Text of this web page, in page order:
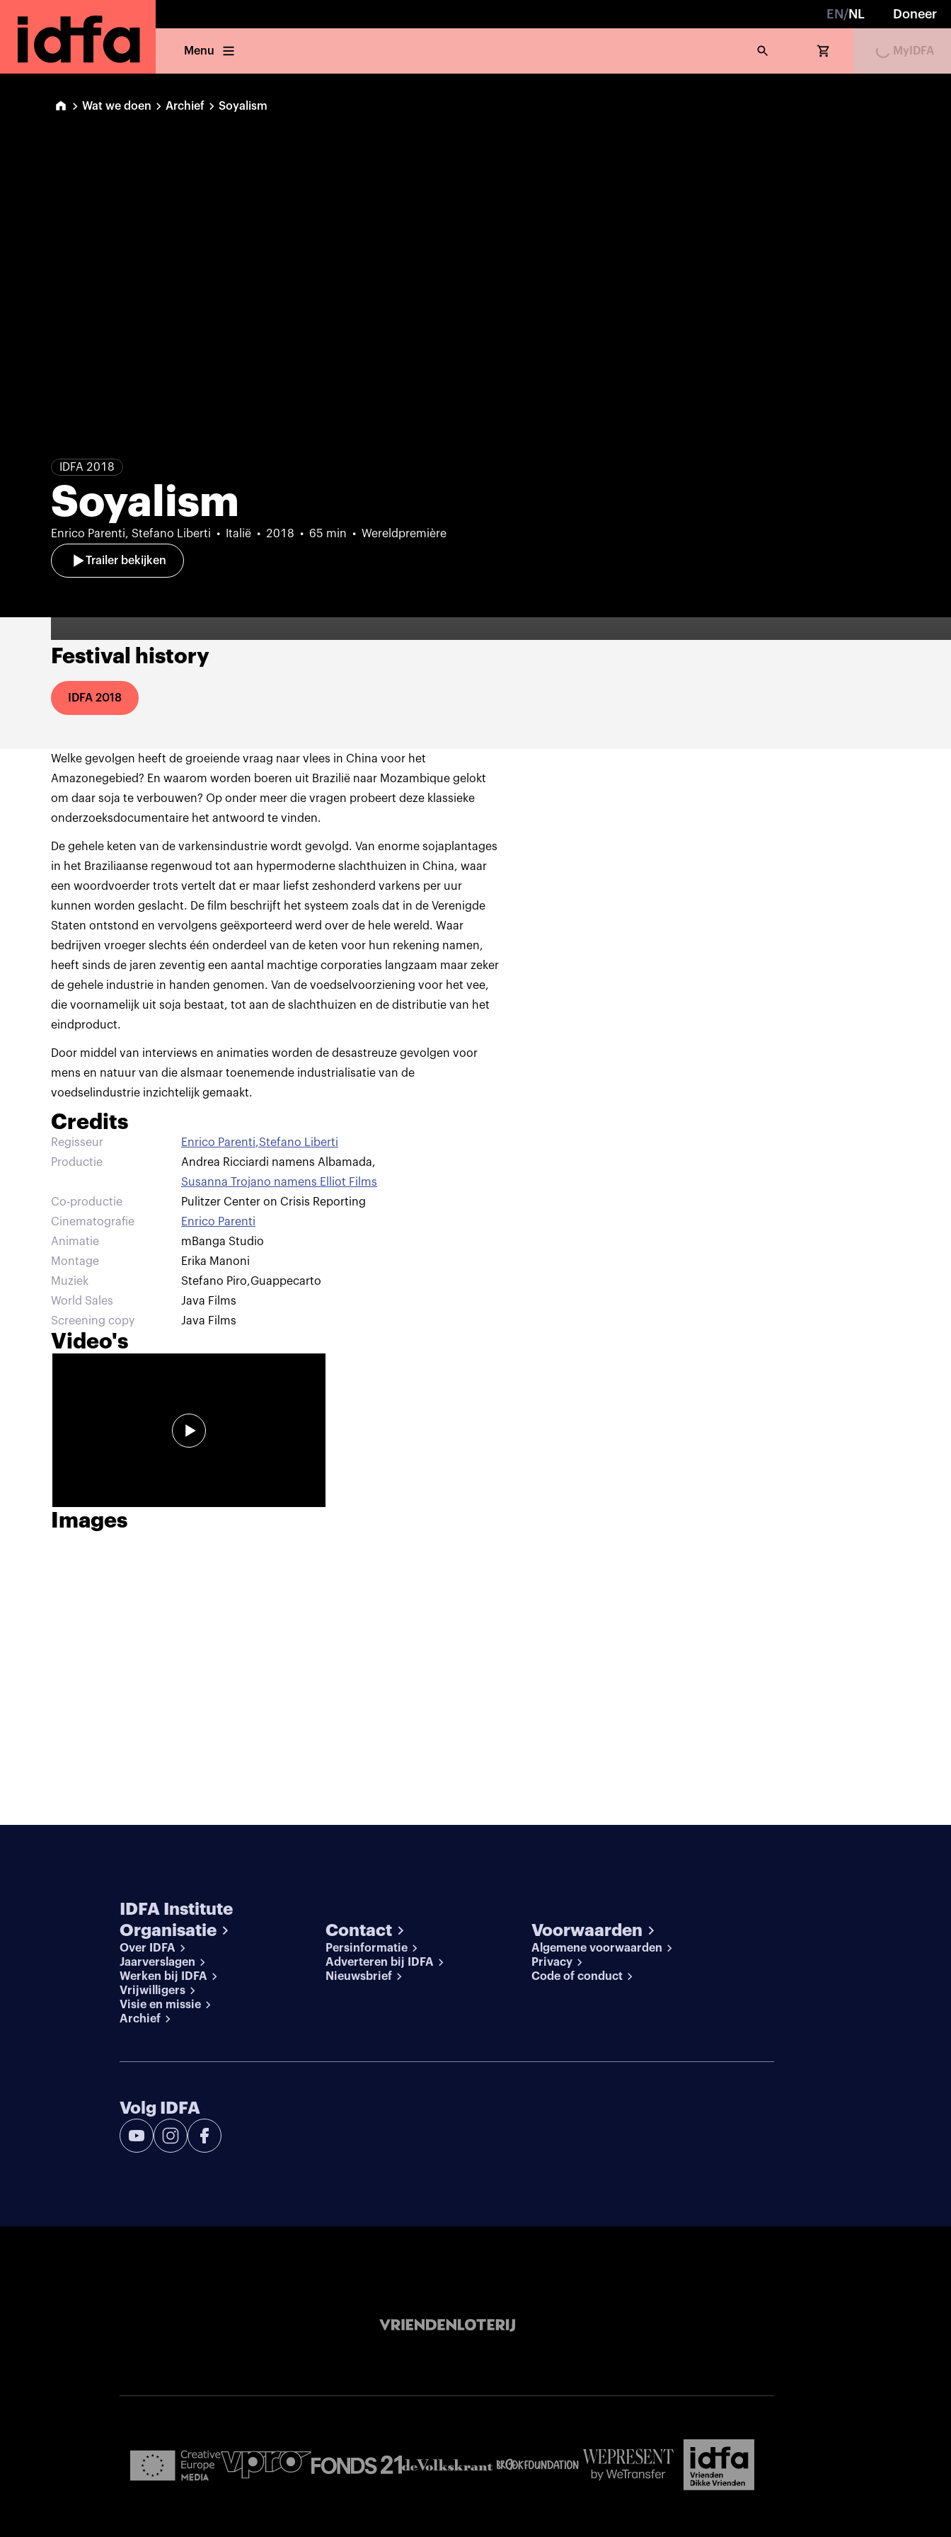
EN /NL Doneer
Menu Loading...
MyIDFA
Wat we doen Archief Soyalism
IDFA 2018
Soyalism
Enrico Parenti, Stefano Liberti Italië 2018 65 min Wereldpremière
Trailer bekijken
Festival history
IDFA 2018
Welke gevolgen heeft de groeiende vraag naar vlees in China voor het
Amazonegebied? En waarom worden boeren uit Brazilië naar Mozambique gelokt
om daar soja te verbouwen? Op onder meer die vragen probeert deze klassieke
onderzoeksdocumentaire het antwoord te vinden.
De gehele keten van de varkensindustrie wordt gevolgd. Van enorme sojaplantages
in het Braziliaanse regenwoud tot aan hypermoderne slachthuizen in China, waar
een woordvoerder trots vertelt dat er maar liefst zeshonderd varkens per uur
kunnen worden geslacht. De film beschrijft het systeem zoals dat in de Verenigde
Staten ontstond en vervolgens geëxporteerd werd over de hele wereld. Waar
bedrijven vroeger slechts één onderdeel van de keten voor hun rekening namen,
heeft sinds de jaren zeventig een aantal machtige corporaties langzaam maar zeker
de gehele industrie in handen genomen. Van de voedselvoorziening voor het vee,
die voornamelijk uit soja bestaat, tot aan de slachthuizen en de distributie van het
eindproduct.
Door middel van interviews en animaties worden de desastreuze gevolgen voor
mens en natuur van die alsmaar toenemende industrialisatie van de
voedselindustrie inzichtelijk gemaakt.
Credits
Regisseur Enrico Parenti,Stefano Liberti
Productie
Andrea Ricciardi namens Albamada,
Susanna Trojano namens Elliot Films
Co-productie
Pulitzer Center on Crisis Reporting
Cinematografie
Enrico Parenti
Animatie
mBanga Studio
Montage
Erika Manoni
Muziek
Stefano Piro,Guappecarto
World Sales
Java Films
Screening copy
Java Films
Video's
Images
IDFA Institute
Organisatie
Over IDFA
Jaarverslagen
Werken bij IDFA
Vrijwilligers
Visie en missie
Archief
Contact
Persinformatie
Adverteren bij IDFA
Nieuwsbrief
Voorwaarden
Algemene voorwaarden
Privacy
Code of conduct
Volg IDFA